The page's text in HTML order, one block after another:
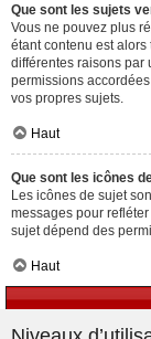
Que sont les sujets
Vous ne pouvez plus
étant contenu est
différentes raisons par
permissions
vos propres sujets.
Haut
Que sont les icônes
Les icônes de sujet
messages pour
sujet dépend des
Haut